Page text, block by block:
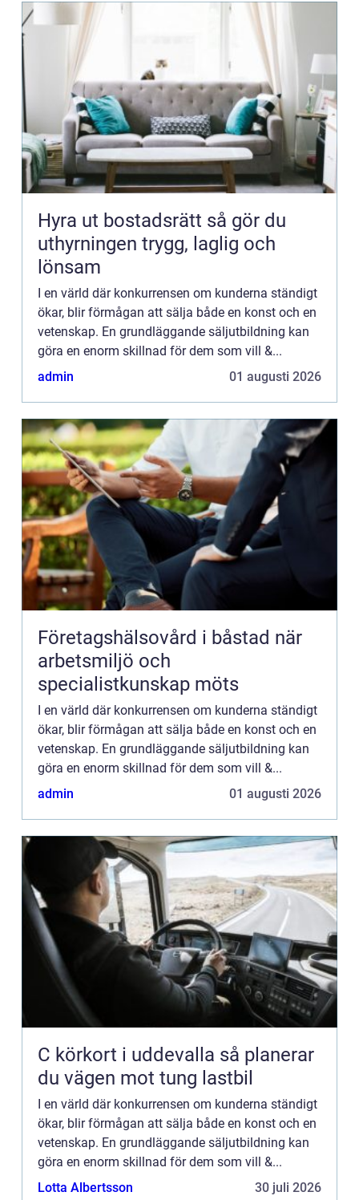
Hyra ut bostadsrätt så gör du
uthyrningen trygg, laglig och
lönsam
I en värld där konkurrensen om kunderna ständigt
ökar, blir förmågan att sälja både en konst och en
vetenskap. En grundläggande säljutbildning kan
göra en enorm skillnad för dem som vill &...
admin
01 augusti 2026
Företagshälsovård i båstad när
arbetsmiljö och
specialistkunskap möts
I en värld där konkurrensen om kunderna ständigt
ökar, blir förmågan att sälja både en konst och en
vetenskap. En grundläggande säljutbildning kan
göra en enorm skillnad för dem som vill &...
admin
01 augusti 2026
C körkort i uddevalla så planerar
du vägen mot tung lastbil
I en värld där konkurrensen om kunderna ständigt
ökar, blir förmågan att sälja både en konst och en
vetenskap. En grundläggande säljutbildning kan
göra en enorm skillnad för dem som vill &...
Lotta Albertsson
30 juli 2026